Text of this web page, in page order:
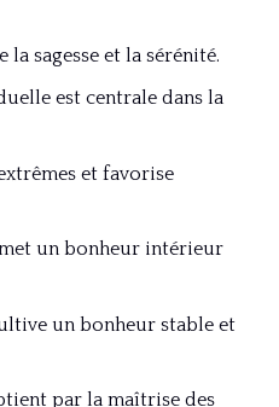
sagesse et la sérénité.
est centrale dans la
et favorise
un bonheur intérieur
un bonheur stable et
par la maîtrise des